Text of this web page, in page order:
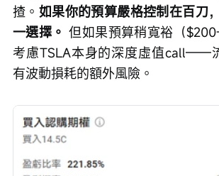
揸。 如果你的預算嚴格控制在百刀
一選擇。 但如果預算稍寬裕（
考慮TSLA本身的深度虛值call——
有波動損耗的額外風險。